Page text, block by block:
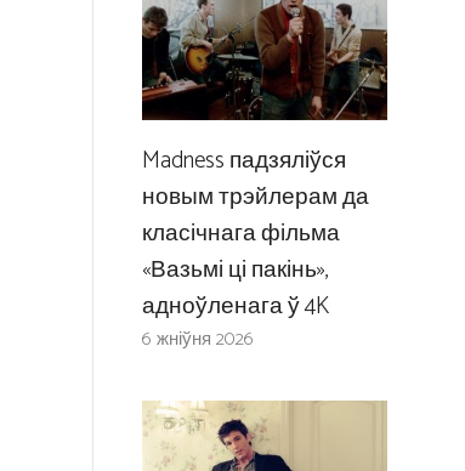
Madness падзяліўся
новым трэйлерам да
класічнага фільма
«Вазьмі ці пакінь»,
адноўленага ў 4K
6 жніўня 2026